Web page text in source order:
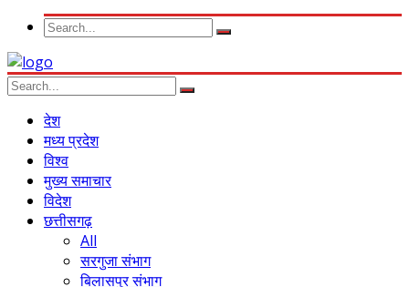
देश
मध्य प्रदेश
विश्व
मुख्य समाचार
विदेश
छत्तीसगढ़
All
सरगुजा संभाग
बिलासपुर संभाग